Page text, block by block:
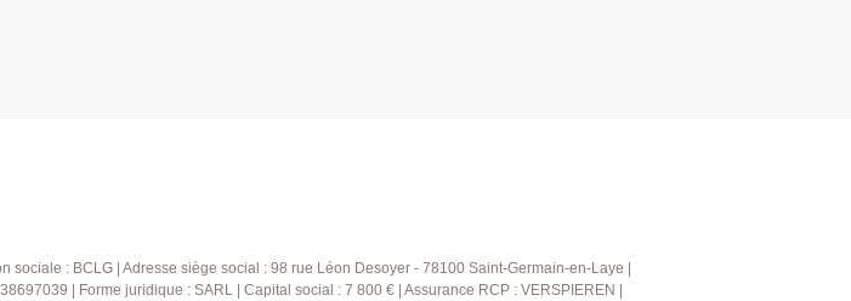
: BCLG | Adresse siège social : 98 rue Léon Desoyer - 78100 Saint-Germain-en-Laye |
| Forme juridique : SARL | Capital social : 7 800 € | Assurance RCP : VERSPIEREN |